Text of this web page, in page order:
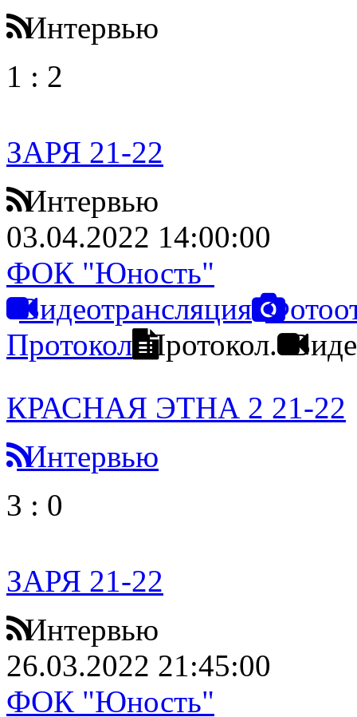
Интервью
1 : 2
ЗАРЯ 21-22
Интервью
03.04.2022 14:00:00
ФОК "Юность"
Видеотрансляция
Протокол Протокол.
КРАСНАЯ ЭТНА 2 21-22
Интервью
3 : 0
ЗАРЯ 21-22
Интервью
26.03.2022 21:45:00
ФОК "Юность"